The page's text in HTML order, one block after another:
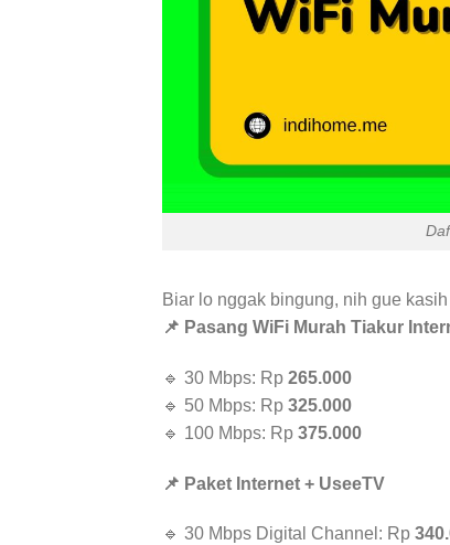
Biar lo nggak bingung, nih gue
📌 Pasang WiFi Murah Tiakur
🔹 30 Mbps: Rp 265.000
🔹 50 Mbps: Rp 325.000
🔹 100 Mbps: Rp 375.000
📌 Paket Internet + UseeTV
🔹 30 Mbps Digital Channel: Rp